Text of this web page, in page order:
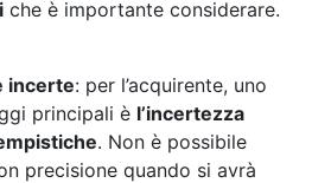
che è importante considerare.
incerte: per l’acquirente, uno
principali è l’incertezza
. Non è possibile
precisione quando si avrà